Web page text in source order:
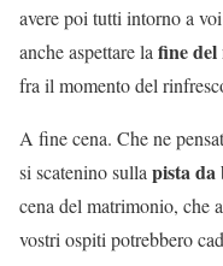
avere poi tutti intorno a
anche aspettare la fine
fra il momento del
A fine cena. Che ne
si scatenino sulla pista da
cena del matrimonio, che
vostri ospiti potrebbero